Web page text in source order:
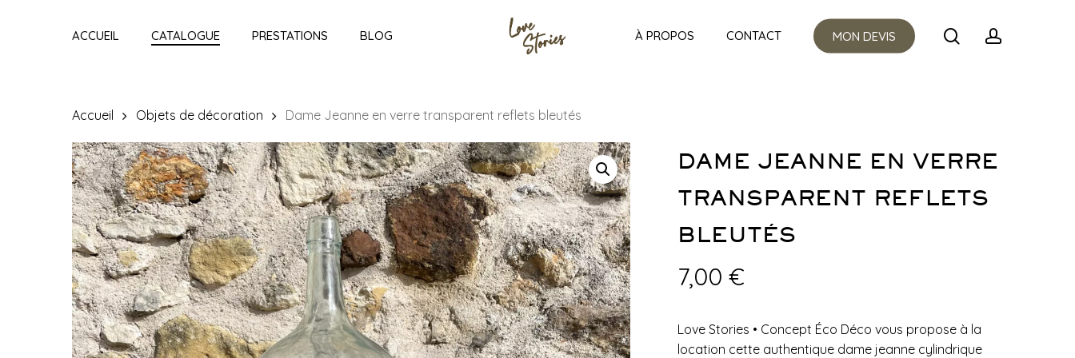
ACCUEIL CATALOGUE PRESTATIONS BLOG À PROPOS CONTACT MON DEVIS searchaccount
Accueil Objets de décoration Dame Jeanne en verre transparent reflets bleutés
DAME JEANNE EN VERRE
TRANSPARENT REFLETS
BLEUTÉS
7,00 €
Love Stories • Concept Éco Déco vous propose à la
location cette authentique dame jeanne cylindrique